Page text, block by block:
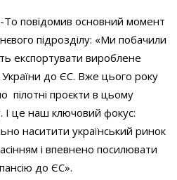
То повідомив основний момент
підрозділу: «Ми побачили
експортувати вироблене
України до ЄС. Вже цього року
пілотні проєкти в цьому
І це наш ключовий фокус:
наситити український ринок
і впевнено посилювати
до ЄС».